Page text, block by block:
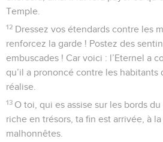
Temple.
12 Dressez vos étendards contre les
renforcez la garde ! Postez des
embuscades ! Car voici : l’Eternel a
qu’il a prononcé contre les habitants
réalise.
13 O toi, qui es assise sur les bords
riche en trésors, ta fin est arrivée, à
malhonnêtes.